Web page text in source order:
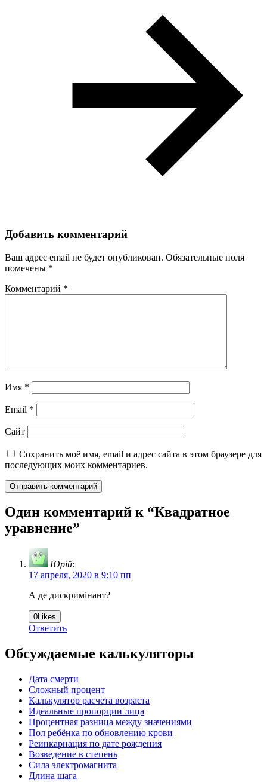
Добавить комментарий
Ваш адрес email не будет опубликован. Обязательные поля
помечены *
Комментарий *
Имя *
Email *
Сайт
Сохранить моё имя, email и адрес сайта в этом браузере для
последующих моих комментариев.
Один комментарий к “Квадратное
уравнение”
Юрій:
17 апреля, 2020 в 9:10 пп
А де дискримінант?
0Likes
Ответить
Обсуждаемые калькуляторы
Дата смерти
Сложный процент
Калькулятор расчета возраста
Идеальные пропорции лица
Процентная разница между значениями
Пол ребёнка по обновлению крови
Реинкарнация по дате рождения
Возведение в степень
Сила электромагнита
Длина шага